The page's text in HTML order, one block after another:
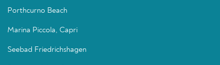
Porthcurno Beach
Marina Piccola, Capri
Seebad Friedrichshagen